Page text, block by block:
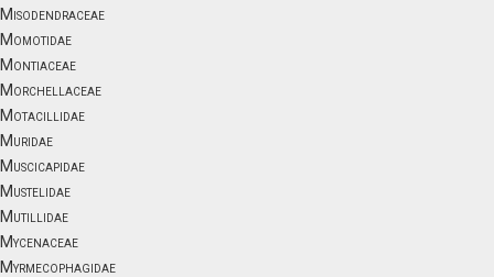
Misodendraceae
Momotidae
Montiaceae
Morchellaceae
Motacillidae
Muridae
Muscicapidae
Mustelidae
Mutillidae
Mycenaceae
Myrmecophagidae